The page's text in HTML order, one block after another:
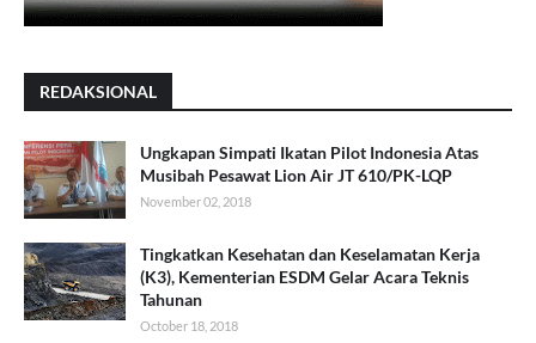
REDAKSIONAL
Ungkapan Simpati Ikatan Pilot Indonesia Atas
Musibah Pesawat Lion Air JT 610/PK-LQP
November 02, 2018
Tingkatkan Kesehatan dan Keselamatan Kerja
(K3), Kementerian ESDM Gelar Acara Teknis
Tahunan
October 18, 2018